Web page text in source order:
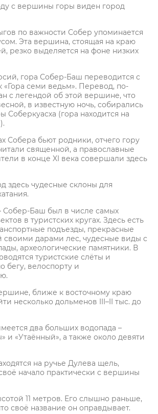
с вершины горы виден город
по важности Собер упоминается
Эта вершина, стоящая на краю
резко выделяется на фоне низких
гора Собер-Баш переводится с
«Гора семи ведьм». Перевод, по-
с легендой об этой вершине, что
в известную ночь, собирались
Соберкуасха (гора находится на
Собера бьют родники, отчего гору
священной, а православные
в конце XI века совершали здесь
здесь чудесные склоны для
Собер-Баш был в числе самых
в туристских кругах. Здесь есть
подъезды, прекрасные
своими дарами лес, чудесные виды с
археологические памятники. В
туристские слёты и
бегу, велоспорту и
ближе к восточному краю
несколько дольменов III–II тыс. до
два больших водопада –
и «Утаённый», а также около девяти
на ручье Дулева щель,
начало практически с вершины
11 метров. Его слышно раньше,
своё название он оправдывает.